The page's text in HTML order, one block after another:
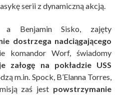
serii z dynamiczną akcją.
a Benjamin Sisko, zajęty
dostrzega nadciągającego
komandor Worf, świadomy
załogę na pokładzie USS
m.in. Spock, B’Elanna Torres,
zaś jest powstrzymanie